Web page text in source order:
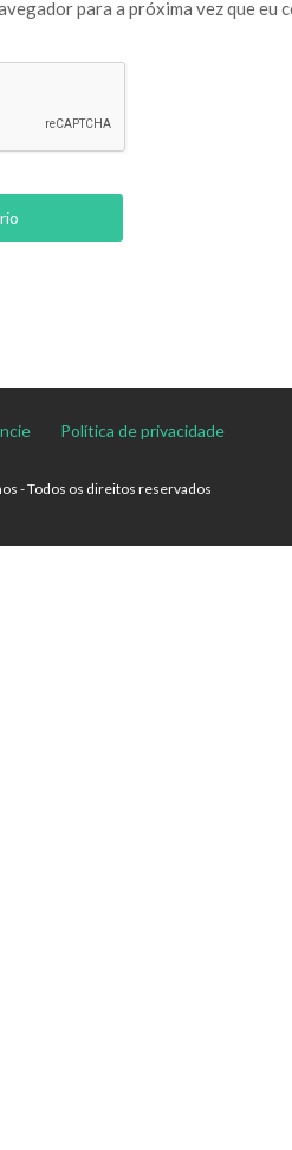
para a próxima vez que eu
Política de privacidade
- Todos os direitos reservados